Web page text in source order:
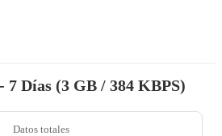
Días (3 GB / 384 KBPS)
Datos totales